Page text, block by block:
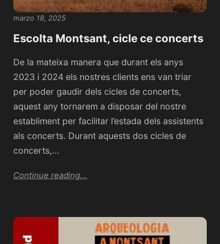
marzo 18, 2025
Escolta Montsant, cicle ce concerts
De la mateixa manera que durant els anys
2023 i 2024 els nostres clients ens van triar
per poder gaudir dels cicles de concerts,
aquest any tornarem a disposar del nostre
establiment per facilitar l’estada dels assistents
als concerts. Durant aquests dos cicles de
concerts,…
Continue reading...